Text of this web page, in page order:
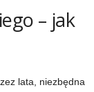
– jak
lata, niezbędna